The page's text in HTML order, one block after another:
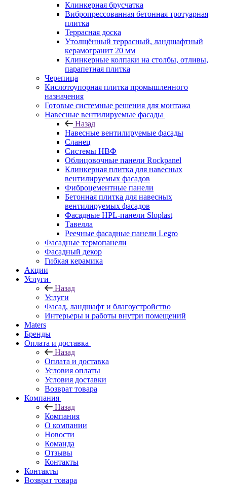
Клинкерная брусчатка
Вибропрессованная бетонная тротуарная
плитка
Террасная доска
Утолщённый террасный, ландшафтный
керамогранит 20 мм
Клинкерные колпаки на столбы, отливы,
парапетная плитка
Черепица
Кислотоупорная плитка промышленного
назначения
Готовые системные решения для монтажа
Навесные вентилируемые фасады
Назад
Навесные вентилируемые фасады
Сланец
Системы НВФ
Облицовочные панели Rockpanel
Клинкерная плитка для навесных
вентилируемых фасадов
Фиброцементные панели
Бетонная плитка для навесных
вентилируемых фасадов
Фасадные HPL-панели Sloplast
Тавелла
Реечные фасадные панели Legro
Фасадные термопанели
Фасадный декор
Гибкая керамика
Акции
Услуги
Назад
Услуги
Фасад, ландшафт и благоустройство
Интерьеры и работы внутри помещений
Maters
Бренды
Оплата и доставка
Назад
Оплата и доставка
Условия оплаты
Условия доставки
Возврат товара
Компания
Назад
Компания
О компании
Новости
Команда
Отзывы
Контакты
Контакты
Возврат товара